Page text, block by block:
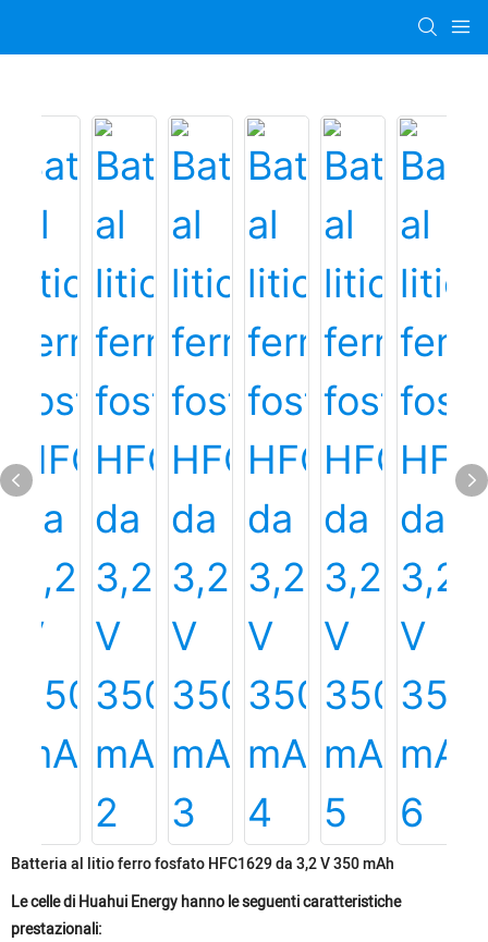
Batteria al litio ferro fosfato HFC1629 da 3,2 V 350 mAh
Le celle di Huahui Energy hanno le seguenti caratteristiche
prestazionali: